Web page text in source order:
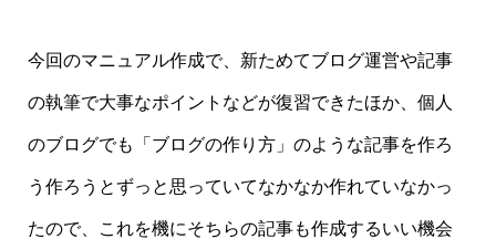
今回のマニュアル作成で、新ためてブログ運営や記事
の執筆で大事なポイントなどが復習できたほか、個人
のブログでも「ブログの作り方」のような記事を作ろ
う作ろうとずっと思っていてなかなか作れていなかっ
たので、これを機にそちらの記事も作成するいい機会